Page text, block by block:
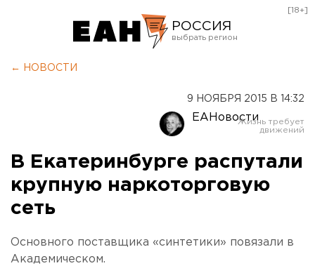
РОССИЯ
Оренбург
[18+]
← НОВОСТИ
9 НОЯБРЯ 2015 В 14:32
ЕАНовости
В Екатеринбурге распутали
крупную наркоторговую
сеть
Основного поставщика «синтетики» повязали в
Академическом.